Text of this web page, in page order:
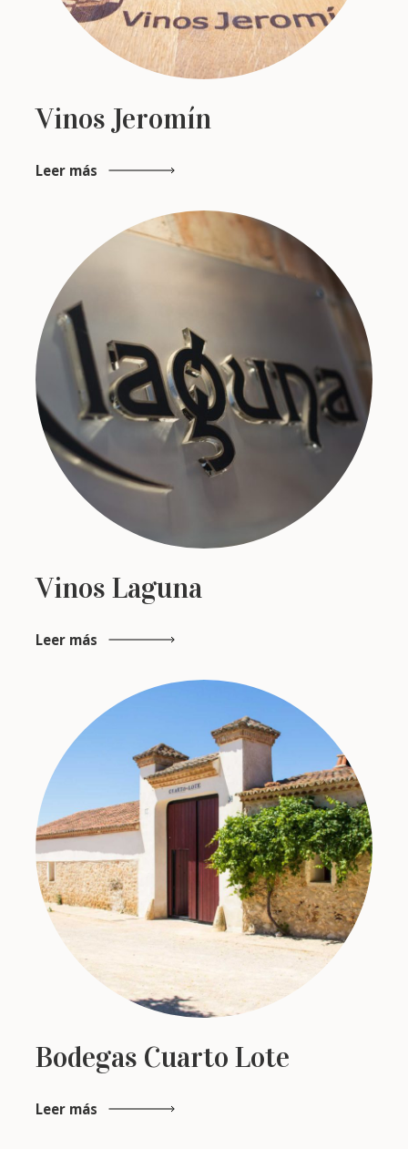
Vinos Jeromín
Leer más
Vinos Laguna
Leer más
Bodegas Cuarto Lote
Leer más